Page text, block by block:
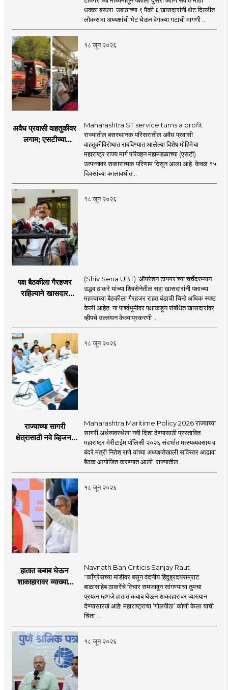
नेमका कुठे चुकला?
धक्का बसला. उबाठाच्या ९ पैकी ६ खासदारांनी थेट दिल्लीत
लोकसभा अध्यक्षांची भेट घेऊन वेगळ्या गटाची मागणी ..
१८ जून २०२६
अवैध प्रवासी वाहतुकीवर
लगाम; एसटीच्या
Maharashtra ST service turns a profit
राज्यातील बसस्थानक परिसरातील अवैध प्रवासी
वाहतुकीविरोधात राबविण्यात आलेल्या विशेष मोहिमेचा
महाराष्ट्र राज्य मार्ग परिवहन महामंडळाच्या (एसटी)
उत्पन्नावर सकारात्मक परिणाम दिसून आला आहे. केवळ १५
दिवसांच्या कालावधीत ..
१८ जून २०२६
पक्ष बैठकीला गैरहजर
राहिल्याने खासदार
काय सांगतो?
(Shiv Sena UBT) 'ऑपरेशन टायगर'च्या चर्चेदरम्यान
उद्धव ठाकरे यांच्या शिवसेनेतील सहा खासदारांनी पक्षाच्या
महत्त्वाच्या बैठकीला गैरहजर राहत बंडाची चिन्हे अधिक स्पष्ट
केली आहेत. या पार्श्वभूमीवर पक्षाकडून संबंधित खासदारांवर
व्हीपचे उल्लंघन केल्याप्रकरणी ..
१८ जून २०२६
राज्याच्या सागरी
क्षेत्रासाठी नवे व्हिजन;
प्रस्ताव
Maharashtra Maritime Policy 2026 राज्याच्या
सागरी अर्थव्यवस्थेला नवी दिशा देण्यासाठी प्रस्तावित
महाराष्ट्र मेरीटाईम पॉलिसी २०२६ संदर्भात मत्स्यव्यवसाय व
बंदरे मंत्री नितेश राणे यांच्या अध्यक्षतेखाली सविस्तर आढावा
बैठक आयोजित करण्यात आली. राज्यातील ..
१८ जून २०२६
हातात कबाब घेऊन
शाकाहारावर व्याख्यान
Navnath Ban Criticis Sanjay Raut
"काँग्रेसच्या मांडीवर बसून वंदनीय हिंदुह्रदयसम्राट
बाळासाहेब ठाकरेंचे विचार समजावून सांगण्याचा तुमचा
प्रयत्न म्हणजे हातात कबाब घेऊन शाकाहारावर व्याख्यान
देण्यासारखं आहे! महाराष्ट्राचा ‘गोलपीठा’ कोणी केला याची
चिंता ..
१८ जून २०२६